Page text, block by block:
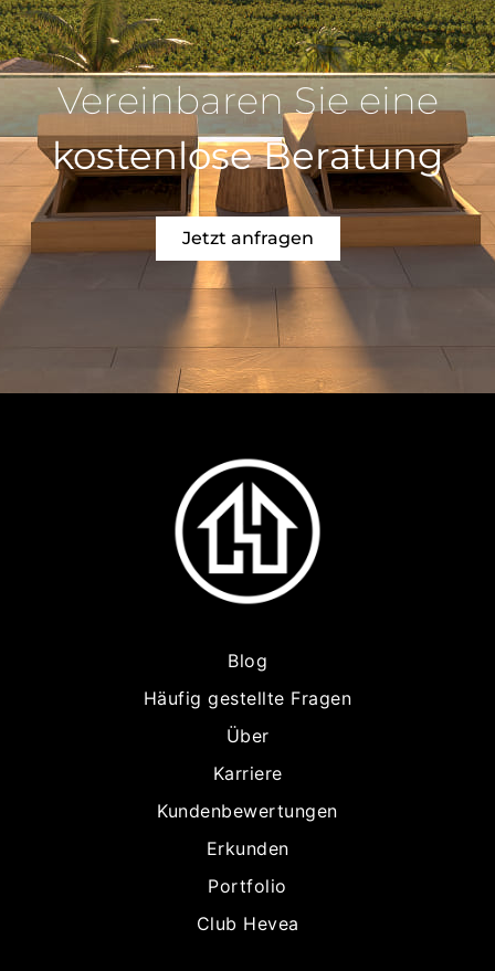
Vereinbaren Sie eine
kostenlose Beratung
Jetzt anfragen
Blog
Häufig gestellte Fragen
Über
Karriere
Kundenbewertungen
Erkunden
Portfolio
Club Hevea